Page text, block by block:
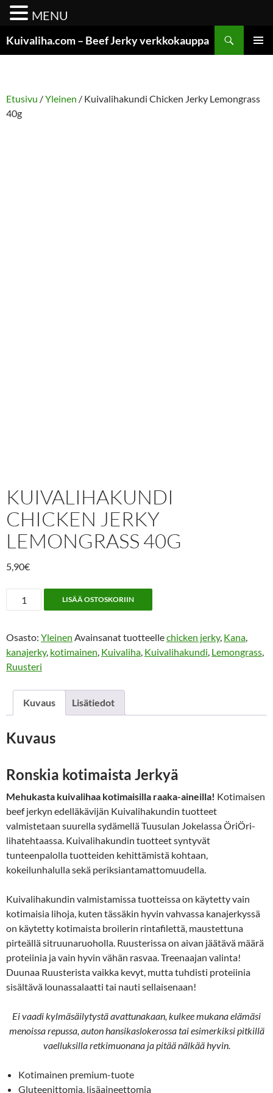
sisältöön
Kuivaliha.com – Beef Jerky verkkokauppa
Etusivu /Yleinen / Kuivalihakundi Chicken Jerky Lemongrass
40g
KUIVALIHAKUNDI
CHICKEN JERKY
LEMONGRASS 40G
5,90€
Kuivalihakundi
Chicken
Lemongrass
40g
määrä
LISÄÄ OSTOSKORIIN
Osasto: Yleinen Avainsanat tuotteellechicken jerky, Kana
kanajerky, kotimainen Kuivaliha Kuivalihakundi Lemongrass
Ruusteri
Kuvaus Lisätiedot
Kuvaus
Ronskia kotimaista Jerkyä
Mehukasta kuivalihaa kotimaisilla raaka-aineilla! Kotimaisen
beef jerkyn edelläkävijän Kuivalihakundin tuotteet
valmistetaan suurella sydämellä Tuusulan Jokelassa ÖriÖri-
lihatehtaassa. Kuivalihakundin tuotteet syntyvät
tunteenpalolla tuotteiden kehittämistä kohtaan,
kokeilunhalulla sekä periksiantamattomuudella.
Kuivalihakundin valmistamissa tuotteissa on käytetty vain
kotimaisia lihoja, kuten tässäkin hyvin vahvassa kanajerkyssä
on käytetty kotimaista broilerin rintafilettä, maustettuna
pirteällä sitruunaruoholla. Ruusterissa on aivan jäätävä määrä
proteiinia ja vain hyvin vähän rasvaa. Treenaajan valinta!
Duunaa Ruusterista vaikka kevyt, mutta tuhdisti proteiinia
sisältävä lounassalaatti tai nauti sellaisenaan!
Ei vaadi kylmäsäilytystä avattunakaan, kulkee mukana elämäsi
menoissa repussa, auton hansikaslokerossa tai esimerkiksi pitkillä
vaelluksilla retkimuonana ja pitää nälkää hyvin.
Kotimainen premium-tuote
Gluteenittomia, lisäaineettomia
MENU